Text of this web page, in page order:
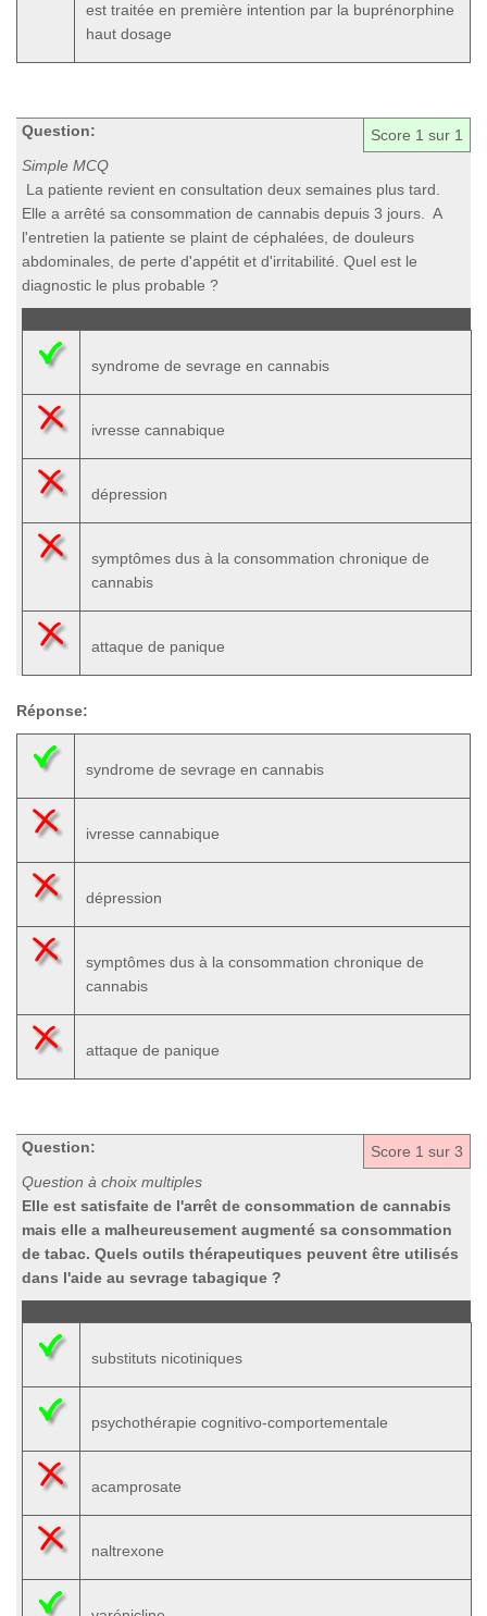
est traitée en première intention par la buprénorphine
haut dosage
Score 1 sur 1
Question:
Simple MCQ
La patiente revient en consultation deux semaines plus tard.
Elle a arrêté sa consommation de cannabis depuis 3 jours. A
l'entretien la patiente se plaint de céphalées, de douleurs
abdominales, de perte d'appétit et d'irritabilité. Quel est le
diagnostic le plus probable ?
syndrome de sevrage en cannabis
ivresse cannabique
dépression
symptômes dus à la consommation chronique de
cannabis
attaque de panique
Réponse:
syndrome de sevrage en cannabis
ivresse cannabique
dépression
symptômes dus à la consommation chronique de
cannabis
attaque de panique
Score 1 sur 3
Question:
Question à choix multiples
Elle est satisfaite de l'arrêt de consommation de cannabis
mais elle a malheureusement augmenté sa consommation
de tabac. Quels outils thérapeutiques peuvent être utilisés
dans l'aide au sevrage tabagique ?
substituts nicotiniques
psychothérapie cognitivo-comportementale
acamprosate
naltrexone